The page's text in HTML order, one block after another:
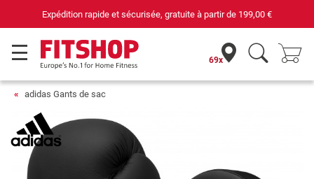
Expédition rapide et sécurisée, gratuite à partir de 199,00 €
69x
adidas Gants de sac